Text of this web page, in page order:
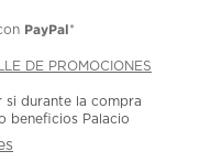
PayPal*
DE PROMOCIONES
si durante la compra
beneficios Palacio